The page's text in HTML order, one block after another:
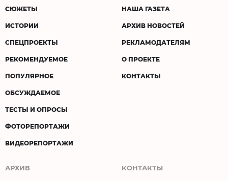
СЮЖЕТЫ
ИСТОРИИ
СПЕЦПРОЕКТЫ
РЕКОМЕНДУЕМОЕ
ПОПУЛЯРНОЕ
ОБСУЖДАЕМОЕ
ТЕСТЫ И ОПРОСЫ
ФОТОРЕПОРТАЖИ
ВИДЕОРЕПОРТАЖИ
НАША ГАЗЕТА
АРХИВ НОВОСТЕЙ
РЕКЛАМОДАТЕЛЯМ
О ПРОЕКТЕ
КОНТАКТЫ
АРХИВ КОНТАКТЫ